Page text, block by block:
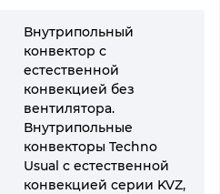
Внутрипольный
конвектор с
естественной
конвекцией без
вентилятора.
Внутрипольные
конвекторы Techno
Usual с естественной
конвекцией серии KVZ,